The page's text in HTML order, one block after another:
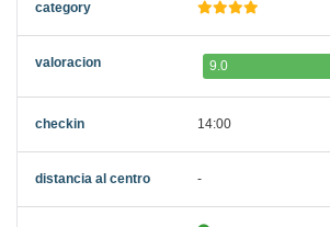
9.0
14:00
-